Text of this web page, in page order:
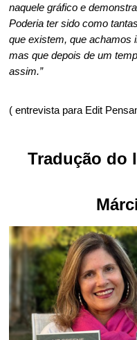
naquele gráfico e
Poderia ter sido como
que existem, que achamos
mas que depois de um
assim.”
( entrevista para Edit
Tradução do